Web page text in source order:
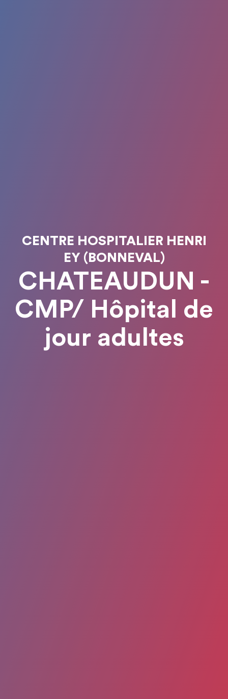
CENTRE HOSPITALIER HENRI
EY (BONNEVAL)
CHATEAUDUN -
CMP/ Hôpital de
jour adultes